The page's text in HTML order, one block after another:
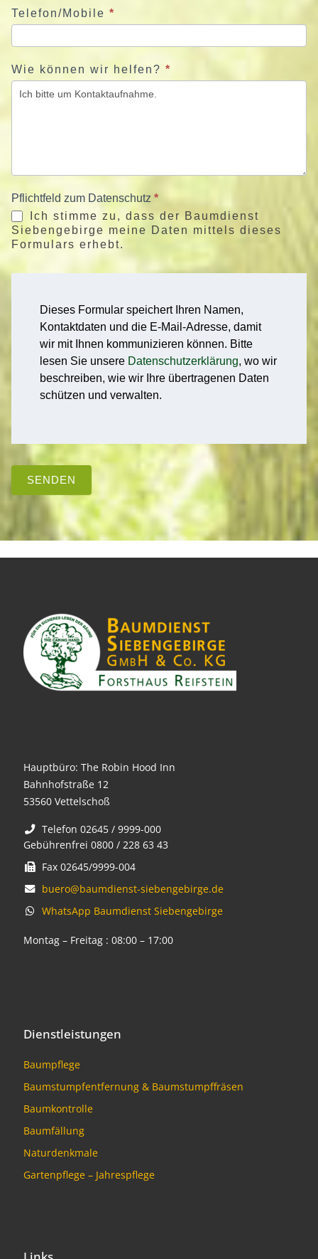
Telefon/Mobile *
Wie können wir helfen? *
Pflichtfeld zum Datenschutz *
Ich stimme zu, dass der Baumdienst
Siebengebirge meine Daten mittels dieses
Formulars erhebt.
Dieses Formular speichert Ihren Namen,
Kontaktdaten und die E-Mail-Adresse, damit
wir mit Ihnen kommunizieren können. Bitte
lesen Sie unsere Datenschutzerklärung, wo wir
beschreiben, wie wir Ihre übertragenen Daten
schützen und verwalten.
SENDEN
Hauptbüro: The Robin Hood Inn
Bahnhofstraße 12
53560 Vettelschoß
Telefon 02645 / 9999-000
Gebührenfrei 0800 / 228 63 43
Fax 02645/9999-004
buero@baumdienst-siebengebirge.de
WhatsApp Baumdienst Siebengebirge
Montag – Freitag : 08:00 – 17:00
Dienstleistungen
Baumpflege
Baumstumpfentfernung & Baumstumpffräsen
Baumkontrolle
Baumfällung
Naturdenkmale
Gartenpflege – Jahrespflege